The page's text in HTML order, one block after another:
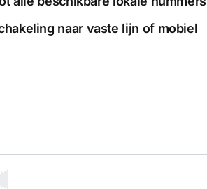
naar vaste lijn of mobiel